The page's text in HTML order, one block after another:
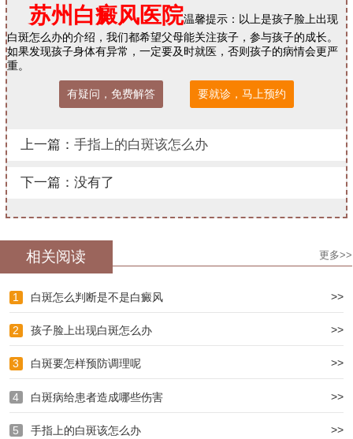
苏州白癜风医院温馨提示：以上是孩子脸上出现
白斑怎么办的介绍，我们都希望父母能关注孩子，参与孩子的成长。
如果发现孩子身体有异常，一定要及时就医，否则孩子的病情会更严
重。
有疑问，免费解答 要就诊，马上预约
上一篇： 手指上的白斑该怎么办
下一篇：没有了
相关阅读 更多>>
1 白斑怎么判断是不是白癜风 >>
2 孩子脸上出现白斑怎么办 >>
3 白斑要怎样预防调理呢 >>
4 白斑病给患者造成哪些伤害 >>
5 手指上的白斑该怎么办 >>